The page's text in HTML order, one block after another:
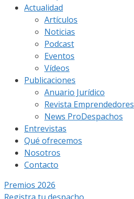
Actualidad
Artículos
Noticias
Podcast
Eventos
Vídeos
Publicaciones
Anuario Jurídico
Revista Emprendedores
News ProDespachos
Entrevistas
Qué ofrecemos
Nosotros
Contacto
Premios 2026